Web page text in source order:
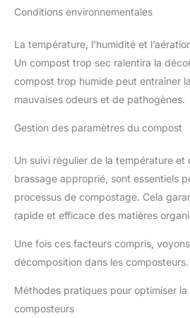
Conditions environnementales
La température, l’humidité et
Un compost trop sec ralentira la
compost trop humide peut entraîner
mauvaises odeurs et de pathogènes.
Gestion des paramètres du compost
Un suivi régulier de la température et
brassage approprié, sont essentiels
processus de compostage. Cela
rapide et efficace des matières
Une fois ces facteurs compris,
décomposition dans les composteurs.
Méthodes pratiques pour optimiser
composteurs